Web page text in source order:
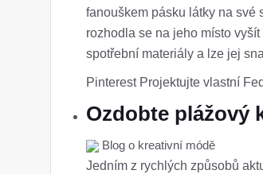
fanouškem pásku látky na své
rozhodla se na jeho místo
spotřební materiály a lze jej
Pinterest Projektujte vlastní
Ozdobte plážový
Blog o kreativní módě
Jedním z rychlých způsobů